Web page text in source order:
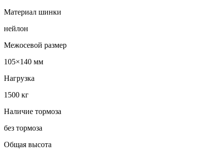
Материал шинки
нейлон
Межосевой размер
105×140 мм
Нагрузка
1500 кг
Наличие тормоза
без тормоза
Общая высота